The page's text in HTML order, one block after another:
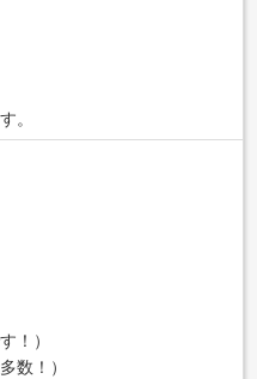
。
！）
数！）